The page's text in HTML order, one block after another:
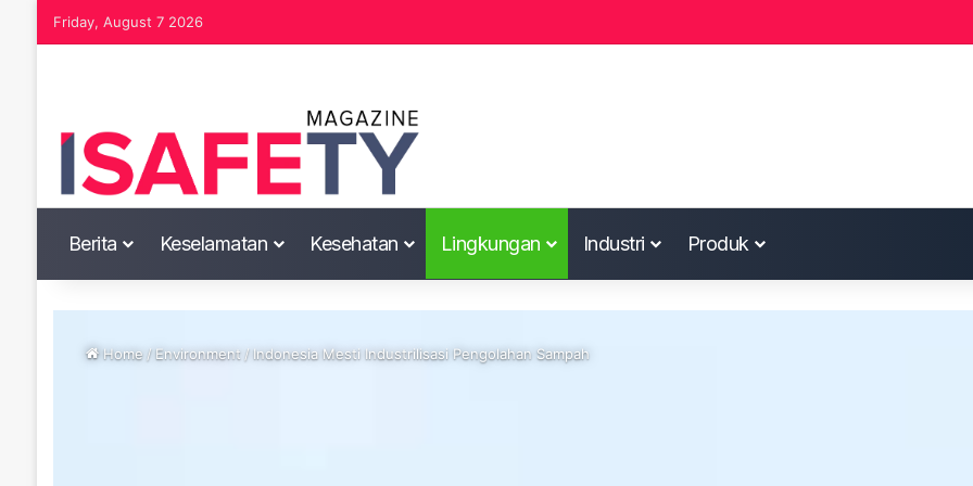
Friday, August 7 2026
Berita Keselamatan Kesehatan Lingkungan Industri Produk
Home / Environment / Indonesia Mesti Industrilisasi Pengolahan Sampah